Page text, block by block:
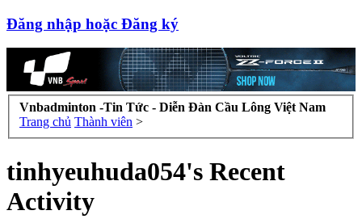
Đăng nhập hoặc Đăng ký
Vnbadminton -Tin Tức - Diễn Đàn Cầu Lông Việt Nam
Trang chủ Thành viên >
tinhyeuhuda054's Recent
Activity